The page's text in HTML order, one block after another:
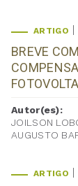
ARTIGO
BREVE
Autor(es):
JOILSON
AUGUSTO
ARTIGO